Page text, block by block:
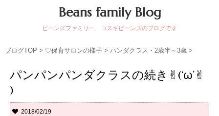
Beans family Blog
ビーンズファミリー コスギビーンズのブログです
ブログTOP > ♡保育サロンの様子 > パンダクラス・2歳半～3歳 >
パンパンパンダクラスの続き✌︎(‘ω’✌︎
)
2018/02/19